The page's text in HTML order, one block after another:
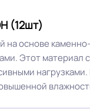
(12шт)
на основе
Этот материал